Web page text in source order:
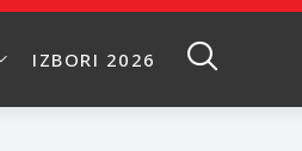
IZBORI 2026